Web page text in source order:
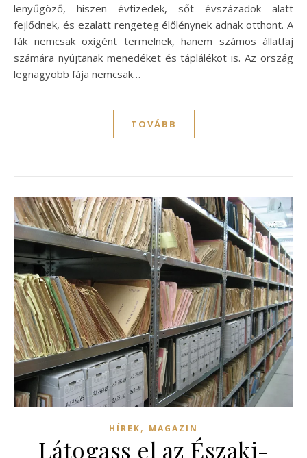
lenyűgöző, hiszen évtizedek, sőt évszázadok alatt
fejlődnek, és ezalatt rengeteg élőlénynek adnak otthont. A
fák nemcsak oxigént termelnek, hanem számos állatfaj
számára nyújtanak menedéket és táplálékot is. Az ország
legnagyobb fája nemcsak…
TOVÁBB
HÍREK, MAGAZIN
Látogass el az Északi-